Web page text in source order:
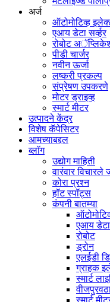
अर्ज
ऑटोमोटिव्ह
एआय डेटा सर्व्हर
रोबोट
पीडी चार्जर
नवीन ऊर्जा
लष्करी प्रकल्प
संप्रेषण उपकरणे
मोटर ड्राइव्ह
स्मार्ट मीटर
उत्पादने केंद्र
विशेष कॅपेसिटर
आमच्याबद्दल
ब्लॉग
उद्योग माहिती
वारंवार विचारले
कोरा प्रश्न
हॉट स्पॉट्स
कंपनी बातम्या
एआय डेटा
रोबोट
ड्रोन
एलईडी
ग्राहक
स्मार्ट
स्मार्ट